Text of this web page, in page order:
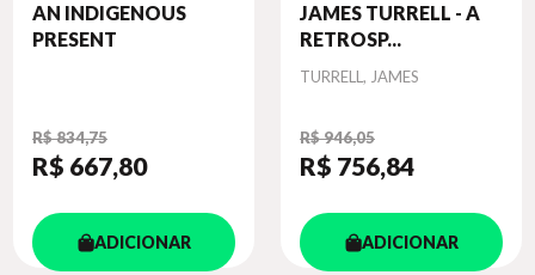
AN INDIGENOUS
PRESENT
R$ 834,75
R$ 667,80
ADICIONAR
JAMES TURRELL - A
RETROSP...
Autor
TURRELL, JAMES
R$ 946,05
R$ 756,84
ADICIONAR